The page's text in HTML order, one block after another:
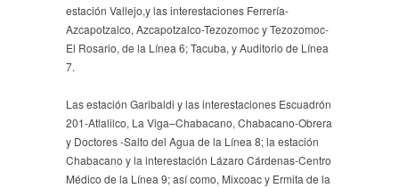
estación Vallejo,y las interestaciones Ferrería-
Azcapotzalco, Azcapotzalco-Tezozomoc y Tezozomoc-
El Rosario, de la Línea 6; Tacuba, y Auditorio de Línea
7.
Las estación Garibaldi y las interestaciones Escuadrón
201-Atlalilco, La Viga–Chabacano, Chabacano-Obrera
y Doctores -Salto del Agua de la Línea 8; la estación
Chabacano y la interestación Lázaro Cárdenas-Centro
Médico de la Línea 9; así como, Mixcoac y Ermita de la